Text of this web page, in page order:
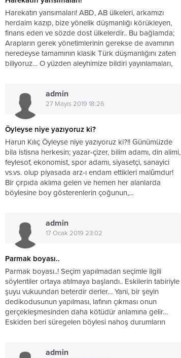
Harekatın yansımaları! ABD, AB ülkeleri, arkamızı
herdaim kazıp, bize yönelik düşmanlığı körükleyen,
finans eden ve sözde dost ülkelerdir.. Bu bağlamda;
Arapların gerek yönetimlerinin gerekse de avamının
neredeyse tamamının klasik Türk düşmanlığını zaten
biliyoruz… O yüzden aleyhimize bildiri yayınlamaları,
admin
27 Mayıs 2019 18:26
Öyleyse niye yazıyoruz ki?
Harun Kılıç Öyleyse niye yazıyoruz ki?!! Günümüzde
bila istisna herkesin; yazar-çizer, bilim adamı, din alimi,
feylesof, ekonomist, spor adamı, siyasetçi, sanayici
vs.vs. olup piyasada arz-ı endam ettikleri malûmdur!
Bir çırpıda aklıma gelen ve hemen her alanlarda
böylesine boy gösterenlerin çoğunun,...
admin
17 Ocak 2019 23:02
Parmak boyası..
Parmak boyası..! Seçim yapılmadan seçimle ilgili
söylentiler ortaya atılmaya başlandı.. Eskilerin tabiriyle
şuyu vukuundan beterdir derler… Yani, bir şeyin
dedikodusunun yapılması, lafının çıkması onun
gerçekleşmesinden daha kötüdür anlamına gelir…
Eskiden beri süregelen böylesi nahoş durumların
admin